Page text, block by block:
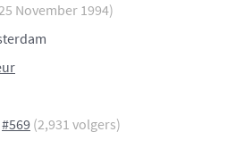
November 1994)
#569 (2,931 volgers)